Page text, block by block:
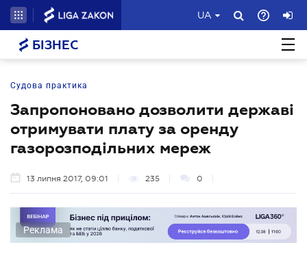
UA
БІЗНЕС
Судова практика
Запропоновано дозволити державі
отримувати плату за оренду
газорозподільних мереж
13 липня 2017, 09:01 235 0
Реклама